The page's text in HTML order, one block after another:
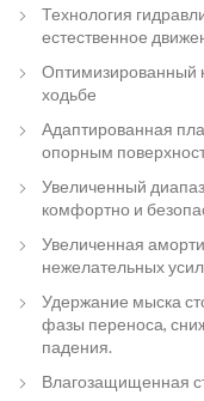
Технология
естественное
Оптимизированный
ходьбе
Адаптированная
опорным
Увеличенный
комфортно и
Увеличенная
нежелательных
Удержание мыска
фазы переноса,
падения.
Влагозащищенная